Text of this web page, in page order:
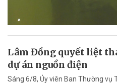
Lâm Đồng quyết liệt
dự án nguồn điện
Sáng 6/8, Ủy viên Ban Thường vụ